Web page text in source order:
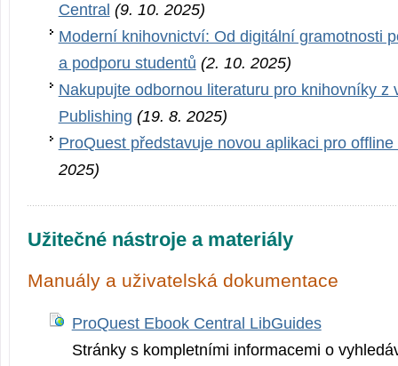
Central (9. 10. 2025)
Moderní knihovnictví: Od digitální gramotnosti
a podporu studentů (2. 10. 2025)
Nakupujte odbornou literaturu pro knihovníky z
Publishing (19. 8. 2025)
ProQuest představuje novou aplikaci pro
2025)
Užitečné nástroje a materiály
Manuály a uživatelská dokumentace
ProQuest Ebook Central LibGuides
Stránky s kompletními informacemi o